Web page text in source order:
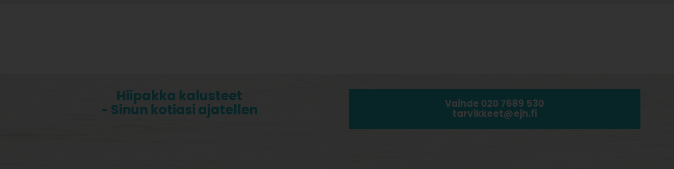
Hiipakka kalusteet
- Sinun kotiasi ajatellen
Vaihde 020 7689 530
tarvikkeet@ejh.fi